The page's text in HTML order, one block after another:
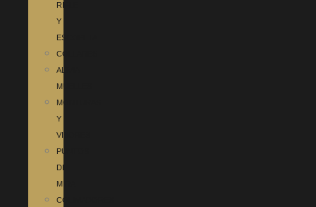
RIFLE
Y
ESCOPETA
COLLARES
ALIVIA
MUELLES
MONTURAS
Y
VISORES
PUNTOS
DE
MIRA
COLIMADORES